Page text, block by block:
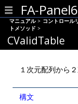
FA-Panel6